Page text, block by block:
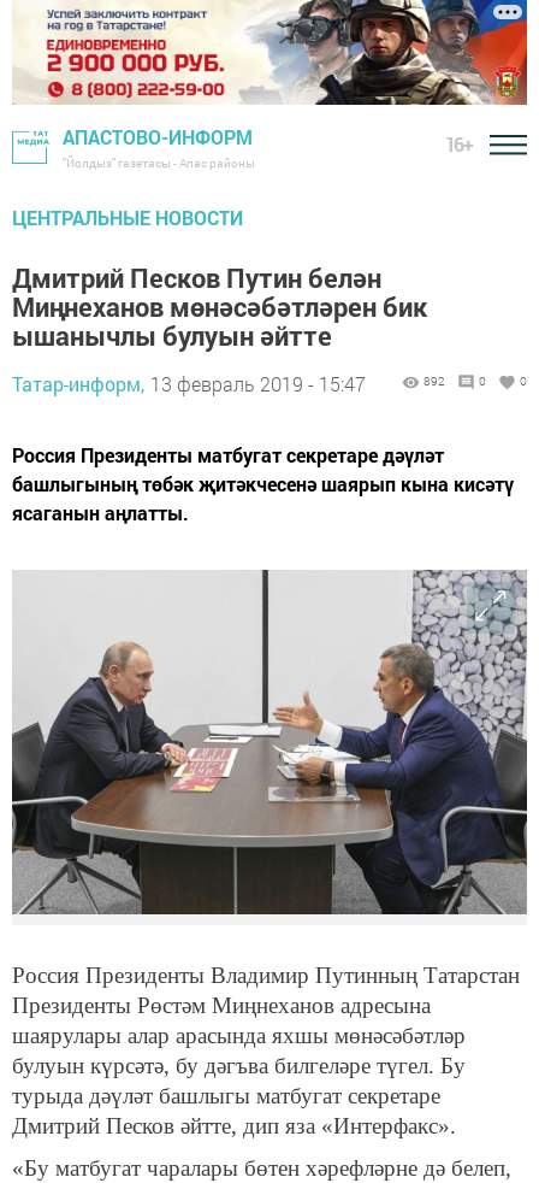
АПАСТОВО-ИНФОРМ
"Йолдыз" газетасы - Апас районы
16+
ЦЕНТРАЛЬНЫЕ НОВОСТИ
Дмитрий Песков Путин белән
Миңнеханов мөнәсәбәтләрен бик
ышанычлы булуын әйтте
Татар-информ, 13 февраль 2019 - 15:47 892 0 0
Россия Президенты матбугат секретаре дәүләт
башлыгының төбәк җитәкчесенә шаярып кына кисәтү
ясаганын аңлатты.
Россия Президенты Владимир Путинның Татарстан
Президенты Рөстәм Миңнеханов адресына
шаярулары алар арасында яхшы мөнәсәбәтләр
булуын күрсәтә, бу дәгъва билгеләре түгел. Бу
турыда дәүләт башлыгы матбугат секретаре
Дмитрий Песков әйтте, дип яза «Интерфакс».
«Бу матбугат чаралары бөтен хәрефләрне дә белеп,